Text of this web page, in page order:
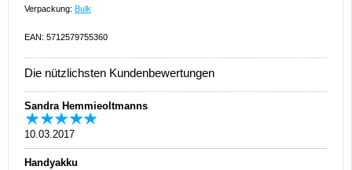
Verpackung: Bulk
EAN: 5712579755360
Die nützlichsten Kundenbewertungen
Sandra Hemmieoltmanns
10.03.2017
Handyakku